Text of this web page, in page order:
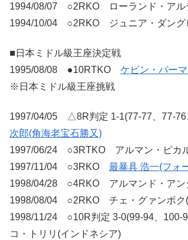
1994/08/07 ○2RKO ローランド・アル
1994/10/04 ○2RKO ジュニア・ダング
■日本ミドル級王座決定戦
1995/08/08 ●10RTKO ケビン・パー
※日本ミドル級王座挑戦
1997/04/05 △8R判定 1-1(77-77、77-
次郎(角海老宝石勝又)
1997/06/24 ○3RTKO アルマン・ピカ
1997/11/04 ○3RKO 最暴具 浩一(フォ
1998/04/28 ○4RKO アルマンド・アン
1998/08/04 ○2RKO チェ・グァンボク
1998/11/24 ○10R判定 3-0(99-94、100-
コ・トリリ(インドネシア)